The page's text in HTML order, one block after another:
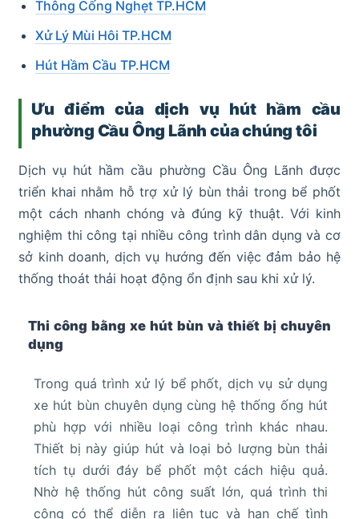
Thông Cống Nghẹt TP.HCM
Xử Lý Mùi Hôi TP.HCM
Hút Hầm Cầu TP.HCM
Ưu điểm của dịch vụ hút hầm cầu
phường Cầu Ông Lãnh của chúng tôi
Dịch vụ hút hầm cầu phường Cầu Ông Lãnh được
triển khai nhằm hỗ trợ xử lý bùn thải trong bể phốt
một cách nhanh chóng và đúng kỹ thuật. Với kinh
nghiệm thi công tại nhiều công trình dân dụng và cơ
sở kinh doanh, dịch vụ hướng đến việc đảm bảo hệ
thống thoát thải hoạt động ổn định sau khi xử lý.
Thi công bằng xe hút bùn và thiết bị chuyên
dụng
Trong quá trình xử lý bể phốt, dịch vụ sử dụng
xe hút bùn chuyên dụng cùng hệ thống ống hút
phù hợp với nhiều loại công trình khác nhau.
Thiết bị này giúp hút và loại bỏ lượng bùn thải
tích tụ dưới đáy bể phốt một cách hiệu quả.
Nhờ hệ thống hút công suất lớn, quá trình thi
công có thể diễn ra liên tục và hạn chế tình